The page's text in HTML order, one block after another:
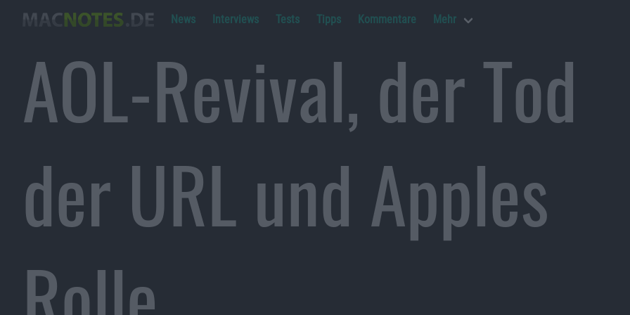
News Interviews Tests Tipps Kommentare Mehr
AOL-Revival, der Tod
der URL und Apples